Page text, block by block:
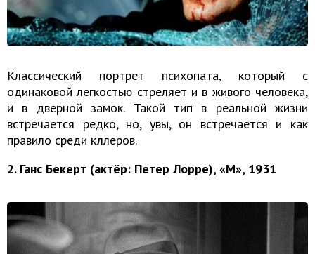
Классический портрет психопата, который с
одинаковой легкостью стреляет и в живого человека,
и в дверной замок. Такой тип в реальной жизни
встречается редко, но, увы, он встречается и как
правило среди кллеров.
2. Ганс Бекерт (актёр: Петер Лорре), «М», 1931